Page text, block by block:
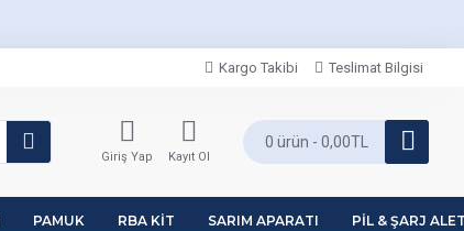
Kargo Takibi Teslimat Bilgisi
Giriş Yap Kayıt Ol
0 ürün - 0,00TL
PAMUK RBA KIT SARIM APARATI PIL & ŞARJ